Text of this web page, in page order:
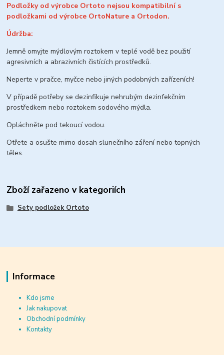
Podložky od výrobce Ortoto nejsou kompatibilní s
podložkami od výrobce OrtoNature a Ortodon.
Údržba:
Jemně omyjte mýdlovým roztokem v teplé vodě bez použití
agresivních a abrazivních čistících prostředků.
Neperte v pračce, myčce nebo jiných podobných zařízeních!
V případě potřeby se dezinfikuje nehrubým dezinfekčním
prostředkem nebo roztokem sodového mýdla.
Opláchněte pod tekoucí vodou.
Otřete a osušte mimo dosah slunečního záření nebo topných
těles.
Zboží zařazeno v kategoriích
Sety podložek Ortoto
Informace
Kdo jsme
Jak nakupovat
Obchodní podmínky
Kontakty